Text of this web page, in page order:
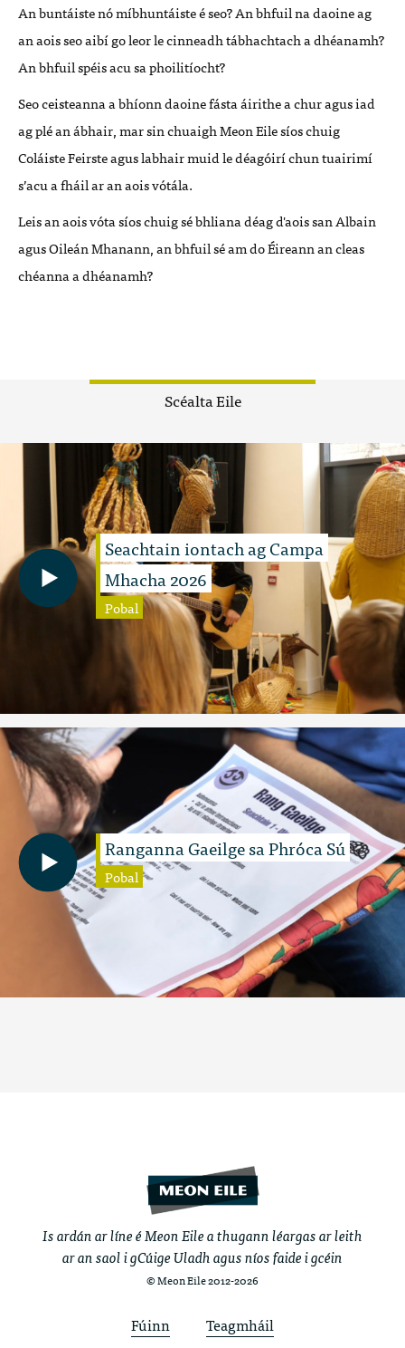
An buntáiste nó míbhuntáiste é seo? An bhfuil na daoine ag
an aois seo aibí go leor le cinneadh tábhachtach a dhéanamh?
An bhfuil spéis acu sa phoilitíocht?
Seo ceisteanna a bhíonn daoine fásta áirithe a chur agus iad
ag plé an ábhair, mar sin chuaigh Meon Eile síos chuig
Coláiste Feirste agus labhair muid le déagóirí chun tuairimí
s’acu a fháil ar an aois vótála.
Leis an aois vóta síos chuig sé bhliana déag d'aois san Albain
agus Oileán Mhanann, an bhfuil sé am do Éireann an cleas
chéanna a dhéanamh?
Scéalta Eile
Seachtain iontach ag Campa
Mhacha 2026
Pobal
Ranganna Gaeilge sa Phróca Sú
Pobal
Is ardán ar líne é Meon Eile a thugann léargas ar leith
ar an saol i gCúige Uladh agus níos faide i gcéin
© Meon Eile 2012-2026
Fúinn Teagmháil